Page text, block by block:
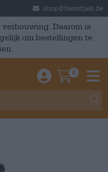
shop@bierothek.de
Daarom is
om bestellingen te
Einloggen /
0